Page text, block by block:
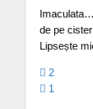
de pe
Lipsește
2
1